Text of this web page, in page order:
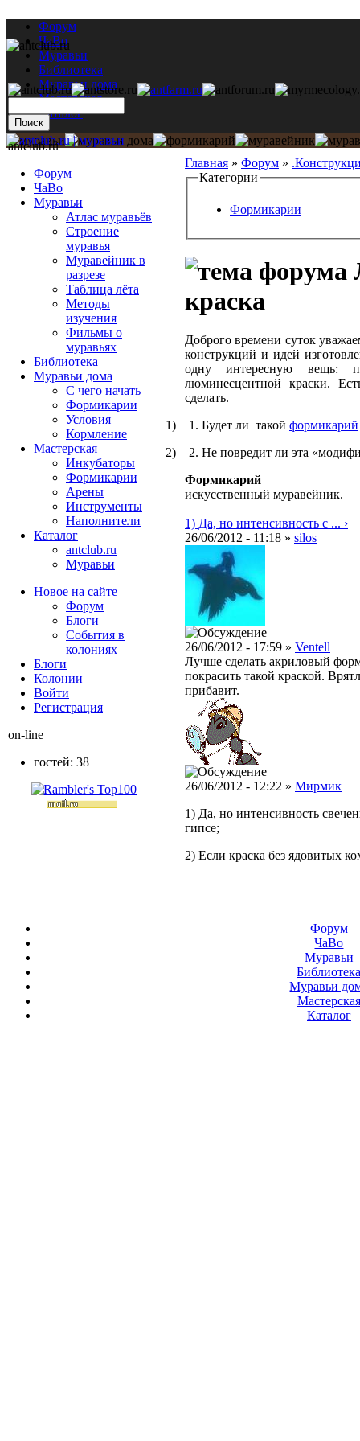
Форум
ЧаВо
Муравьи
Библиотека
Муравьи дома
Мастерская
Каталог
Главная » Форум »
Категории
Формикарии
краска
Доброго времени суток
конструкций и идей
одну интересную вещь:
люминесцентной краски.
сделать.
1)
1. Будет ли такой формикарий
2)
2. Не повредит ли эта
Формикарий
искусственный муравейник.
1) Да, но интенсивность с ... ›
26/06/2012 - 11:18 » silos
26/06/2012 - 17:59 » Ventell
Лучше сделать акриловый
покрасить такой краской.
прибавит.
26/06/2012 - 12:22 » Мирмик
1) Да, но интенсивность
гипсе;
2) Если краска без ядовитых
antclub.ru
Форум
ЧаВо
Муравьи
Атлас муравьёв
Строение
муравья
Муравейник в
разрезе
Таблица лёта
Методы
изучения
Фильмы о
муравьях
Библиотека
Муравьи дома
С чего начать
Формикарии
Условия
Кормление
Мастерская
Инкубаторы
Формикарии
Арены
Инструменты
Наполнители
Каталог
antclub.ru
Муравьи
Новое на сайте
Форум
Блоги
События в
колониях
Блоги
Колонии
Войти
Peгиcтpaция
on-line
гостей: 38
Форум
ЧаВо
Муравьи
Муравьи
Мастерская
Каталог